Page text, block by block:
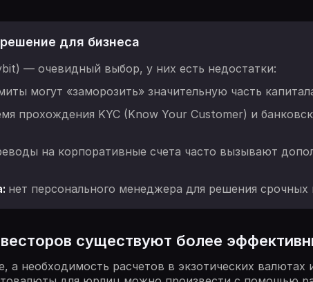
для бизнеса
— очевидный выбор, у них есть недостатки:
могут «заморозить» значительную часть
прохождения KYC (Know Your Customer) и
на корпоративные счета часто вызывают
нет персонального менеджера для решения срочных
существуют более
необходимость расчетов в экзотических